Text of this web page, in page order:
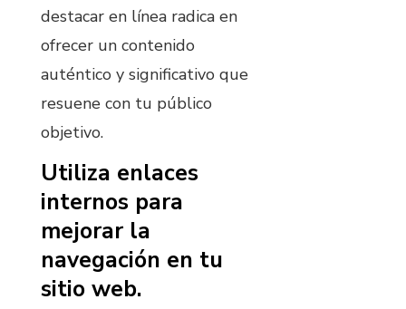
destacar en línea radica en
ofrecer un contenido
auténtico y significativo que
resuene con tu público
objetivo.
Utiliza enlaces
internos para
mejorar la
navegación en tu
sitio web.